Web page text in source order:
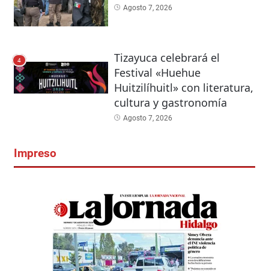
Agosto 7, 2026
4
Tizayuca celebrará el
Festival «Huehue
Huitzilíhuitl» con literatura,
cultura y gastronomía
Agosto 7, 2026
Impreso